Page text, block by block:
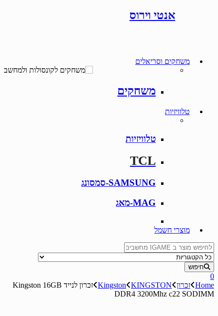
אנטי וירוס
משחקים וסריאלים
משחקים
טלוויזיות
טלוויזיות
TCL
SAMSUNG-סמסונג
MAG-מאג
מוצרי חשמל
Search for:
חיפוש
0
Home זכרון Kingston KINGSTON
זכרון לנייד Kingston 16GB
DDR4 3200Mhz c22 SODIMM